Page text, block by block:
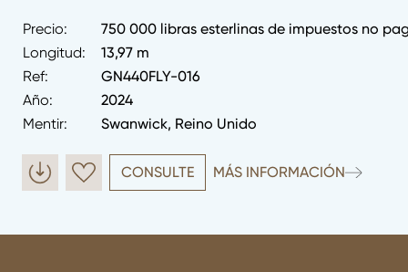
Precio:
750 000 libras esterlinas de impuestos no
Longitud:
13,97 m
Ref:
GN440FLY-016
Año:
2024
Mentir:
Swanwick, Reino Unido
CONSULTE MÁS INFORMACIÓN